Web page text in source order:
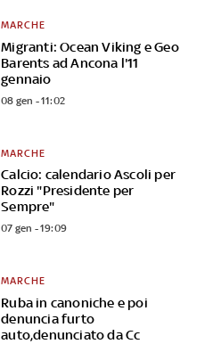
Migranti: Ocean Viking e Geo
Barents ad Ancona l'11
gennaio
MARCHE
08 gen - 11:02
Calcio: calendario Ascoli per
Rozzi "Presidente per
Sempre"
MARCHE
07 gen - 19:09
Ruba in canoniche e poi
denuncia furto
auto,denunciato da Cc
MARCHE